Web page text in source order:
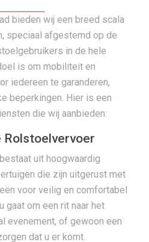
bieden wij een breed scala
speciaal afgestemd op de
in de hele
is om mobiliteit en
iedereen te garanderen,
beperkingen. Hier is een
die wij aanbieden:
Rolstoelvervoer
uit hoogwaardig
die zijn uitgerust met
voor veilig en comfortabel
gaat om een rit naar het
evenement, of gewoon een
dat u er komt.